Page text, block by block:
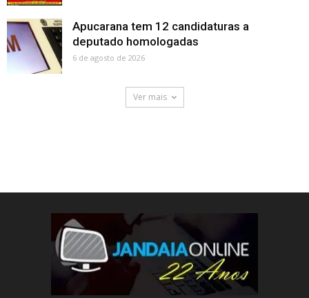
Apucarana tem 12 candidaturas a
deputado homologadas
6 de agosto de 2026
Ver mais